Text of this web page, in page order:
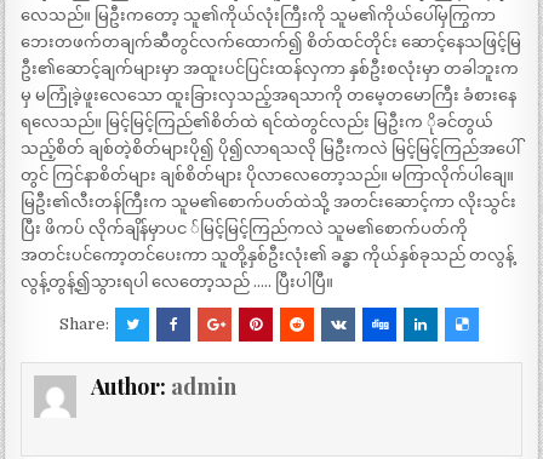
လေသည်။ မြဦးကတော့ သူ၏ကိုယ်လုံးကြီးကို သူမ၏ကိုယ်ပေါ်မှကြွကာ
ဘေးတဖက်တချက်ဆီတွင်လက်ထောက်၍ စိတ်ထင်တိုင်း ဆောင့်နေသဖြင့်မြ
ဦး၏ဆောင့်ချက်များမှာ အထူးပင်ပြင်းထန်လှကာ နှစ်ဦးစလုံးမှာ တခါဘူးက
မှ မကြုံခဲ့ဖူးလေသော ထူးခြားလှသည့်အရသာကို တမေ့တမောကြီး ခံစားနေ
ရလေသည်။ မြင့်မြင့်ကြည်၏စိတ်ထဲ ရင်ထဲတွင်လည်း မြဦးက ိုခင်တွယ်
သည့်စိတ် ချစ်တဲ့စိတ်များပို၍ ပို၍လာရသလို မြဦးကလဲ မြင့်မြင့်ကြည်အပေါ်
တွင် ကြင်နာစိတ်များ ချစ်စိတ်များ ပိုလာလေတော့သည်။ မကြာလိုက်ပါချေ။
မြဦး၏လီးတန်ကြီးက သူမ၏စောက်ပတ်ထဲသို့ အတင်းဆောင့်ကာ လိုးသွင်း
ပြီး ဖိကပ် လိုက်ချိန်မှာပင ်မြင့်မြင့်ကြည်ကလဲ သူမ၏စောက်ပတ်ကို
အတင်းပင်ကော့တင်ပေးကာ သူတို့နှစ်ဦးလုံး၏ ခန္ဓာ ကိုယ်နှစ်ခုသည် တလွန့်
လွန့်တွန့်၍သွားရပါ လေတော့သည် ….. ပြီးပါပြီ။
Share:
Author: admin